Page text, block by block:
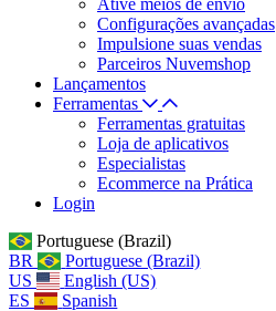
Ative meios de envio
Configurações avançadas
Impulsione suas vendas
Parceiros Nuvemshop
Lançamentos
Ferramentas
Ferramentas gratuitas
Loja de aplicativos
Especialistas
Ecommerce na Prática
Login
Portuguese (Brazil)
BR
Portuguese (Brazil)
US
English (US)
ES
Spanish